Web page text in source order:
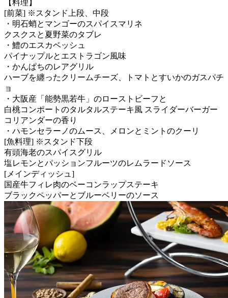
【料理】
[前菜] ※スタンド上段、中段
・明石蛸とマンゴーのスパイスマリネ
クスクスと夏野菜のタブレ
・鱧のエスカベッシュ
パイナップルとエストラゴン風味
・かんぱちのレアグリル
ハーブを纏ったクリームチーズ、トマトとすいかのガスパチ
ョ
・大阪産「能勢黒若牛」のローストビーフと
白桃コンポートのタルタルステーキ風 スライダーバーガー
コリアンダーの香り
・ハモンセラーノのムース、メロンとミントのクーリ
[魚料理] ※スタンド下段
有頭海老のスパイスグリル
塩レモンとパッションフルーツのレムラードソース
[メインディッシュ]
国産牛フィレ肉のベーコンラップステーキ
ブラックペッパーとブルーベリーのソース